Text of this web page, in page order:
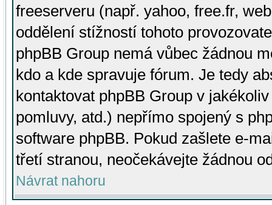
freeserveru (např. yahoo, free.fr,
oddělení stížností tohoto
phpBB Group nemá vůbec žádnou
kdo a kde spravuje fórum. Je tedy
kontaktovat phpBB Group v
pomluvy, atd.) nepřímo spojený s
software phpBB. Pokud zašlete e-
třetí stranou, neočekávejte žádnou
Návrat nahoru